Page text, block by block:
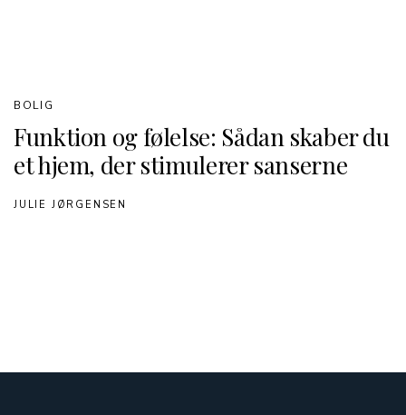
Funktion og følelse: Sådan skaber du
et hjem, der stimulerer sanserne
BOLIG
JULIE JØRGENSEN